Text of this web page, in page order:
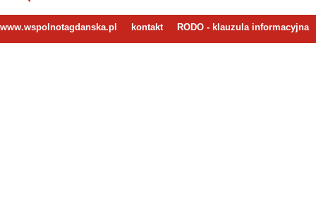
www.wspolnotagdanska.pl kontakt RODO - klauzula informacyjna